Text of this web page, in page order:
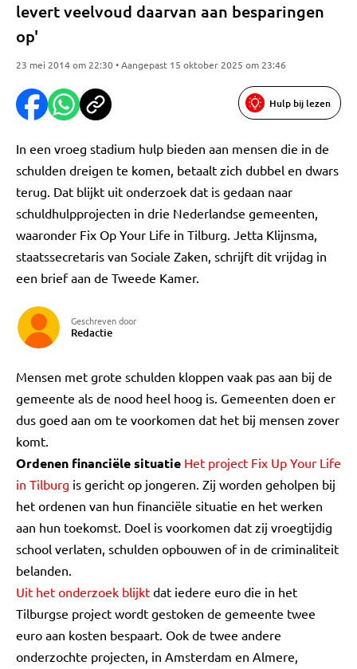
levert veelvoud daarvan aan besparingen
op'
23 mei 2014 om 22:30 • Aangepast 15 oktober 2025 om 23:46
Hulp bij lezen
In een vroeg stadium hulp bieden aan mensen die in de
schulden dreigen te komen, betaalt zich dubbel en dwars
terug. Dat blijkt uit onderzoek dat is gedaan naar
schuldhulpprojecten in drie Nederlandse gemeenten,
waaronder Fix Op Your Life in Tilburg. Jetta Klijnsma,
staatssecretaris van Sociale Zaken, schrijft dit vrijdag in
een brief aan de Tweede Kamer.
Geschreven door
Redactie
Mensen met grote schulden kloppen vaak pas aan bij de
gemeente als de nood heel hoog is. Gemeenten doen er
dus goed aan om te voorkomen dat het bij mensen zover
komt.
Ordenen financiële situatie Het project Fix Up Your Life
in Tilburg is gericht op jongeren. Zij worden geholpen bij
het ordenen van hun financiële situatie en het werken
aan hun toekomst. Doel is voorkomen dat zij vroegtijdig
school verlaten, schulden opbouwen of in de criminaliteit
belanden.
Uit het onderzoek blijkt dat iedere euro die in het
Tilburgse project wordt gestoken de gemeente twee
euro aan kosten bespaart. Ook de twee andere
onderzochte projecten, in Amsterdam en Almere,